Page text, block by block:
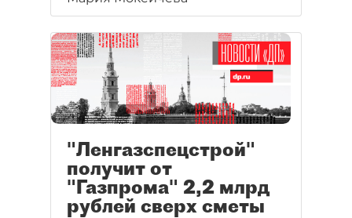
"Ленгазспецстрой"
получит от
"Газпрома" 2,2 млрд
рублей сверх сметы